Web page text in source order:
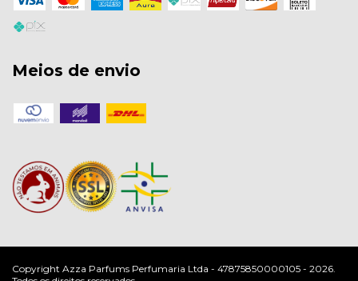
Meios de envio
Copyright Azza Parfums Perfumaria Ltda - 47875850000105 - 2026.